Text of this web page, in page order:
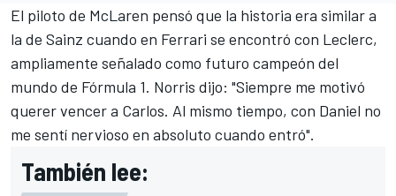
El piloto de McLaren pensó que la historia era similar a
la de Sainz cuando en Ferrari se encontró con Leclerc,
ampliamente señalado como futuro campeón del
mundo de Fórmula 1. Norris dijo: "Siempre me motivó
querer vencer a Carlos. Al mismo tiempo, con Daniel no
me sentí nervioso en absoluto cuando entró".
También lee: